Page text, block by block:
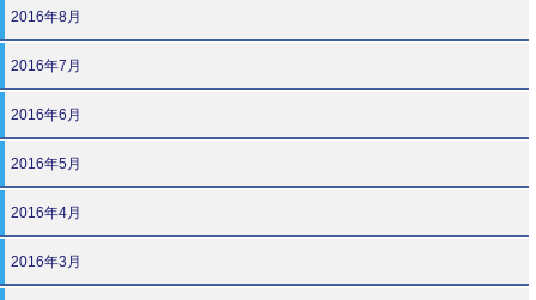
2016年8月
2016年7月
2016年6月
2016年5月
2016年4月
2016年3月